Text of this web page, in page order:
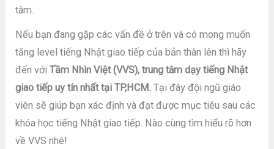
tâm.
Nếu bạn đang gặp các vấn đề ở trên và có mong muốn
tăng level tiếng Nhật giao tiếp của bản thân lên thì hãy
đến vớiTầm Nhìn Việt (VVS), trung tâm dạy tiếng Nhật
giao tiếp uy tín nhất tại TP,HCM. Tại đây đội ngũ giáo
viên sẽ giúp bạn xác định và đạt được mục tiêu sau các
khóa học tiếng Nhật giao tiếp. Nào cùng tìm hiểu rõ hơn
về VVS nhé!